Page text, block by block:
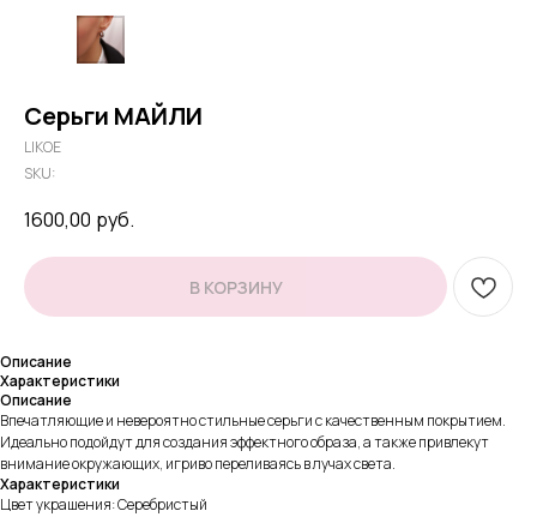
Серьги МАЙЛИ
LIKOE
SKU:
1600,00 руб.
В КОРЗИНУ
Описание
Характеристики
Описание
Впечатляющие и невероятно стильные серьги с качественным покрытием.
Идеально подойдут для создания эффектного образа, а также привлекут
внимание окружающих, игриво переливаясь в лучах света.
Характеристики
Цвет украшения: Серебристый